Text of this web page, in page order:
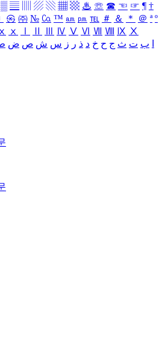
▒ ▤ ▨ ▧ ▦ ▩ ♨ ☏ ☎ ☜ ☞ ¶ †
㉿ ㈜ № ㏇ ™ ㏂ ㏘ ℡ ＃ ＆ ＊ ＠ ª º
ⅹ Ⅳ Ⅴ Ⅵ Ⅶ Ⅷ Ⅸ Ⅹ
ب ت ث ج ح خ د ذ ر ز س ش ص ض